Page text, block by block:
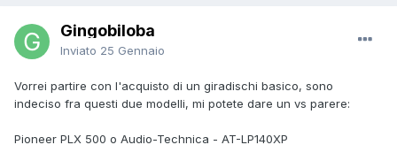
Gingobiloba
Inviato 25 Gennaio
Vorrei partire con l'acquisto di un giradischi basico, sono
indeciso fra questi due modelli, mi potete dare un vs parere:
Pioneer PLX 500 o Audio-Technica - AT-LP140XP